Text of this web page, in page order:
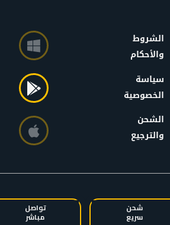
الشروط
والأحكام
سياسة
الخصوصية
الشحن
والترجيع
شحن
سريع
تواصل
مباشر